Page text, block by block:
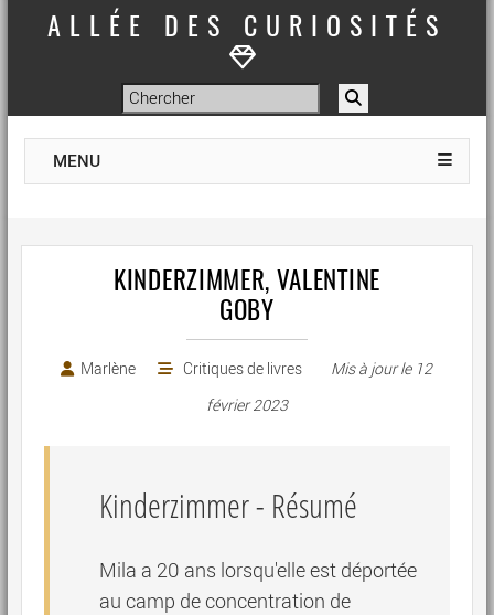
ALLÉE DES CURIOSITÉS
MENU
KINDERZIMMER, VALENTINE
GOBY
Marlène Critiques de livres Mis à jour le 12
février 2023
Kinderzimmer- Résumé
Mila a 20 ans lorsqu'elle est déportée
au camp de concentration de